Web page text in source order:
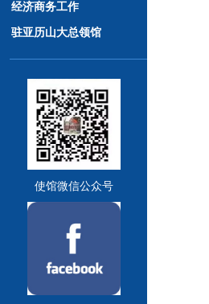
经济商务工作
驻亚历山大总领馆
使馆微信公众号